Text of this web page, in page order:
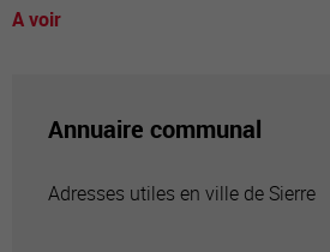
A voir
Annuaire communal
Adresses utiles en ville de Sierre